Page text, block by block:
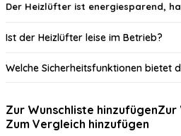
Der Heizlüfter ist energiesparend,
Ist der Heizlüfter leise im Betrieb?
Welche Sicherheitsfunktionen bietet
Was ist der Eco-Modus des
Zur Wunschliste hinzufügenZur
Zum Vergleich hinzufügen